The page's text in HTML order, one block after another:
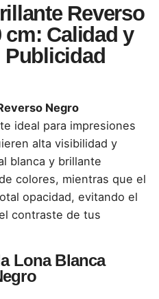
Reverso
cm: Calidad y
Publicidad
Negro
ideal para impresiones
alta visibilidad y
blanca y brillante
colores, mientras que el
opacidad, evitando el
contraste de tus
Lona Blanca